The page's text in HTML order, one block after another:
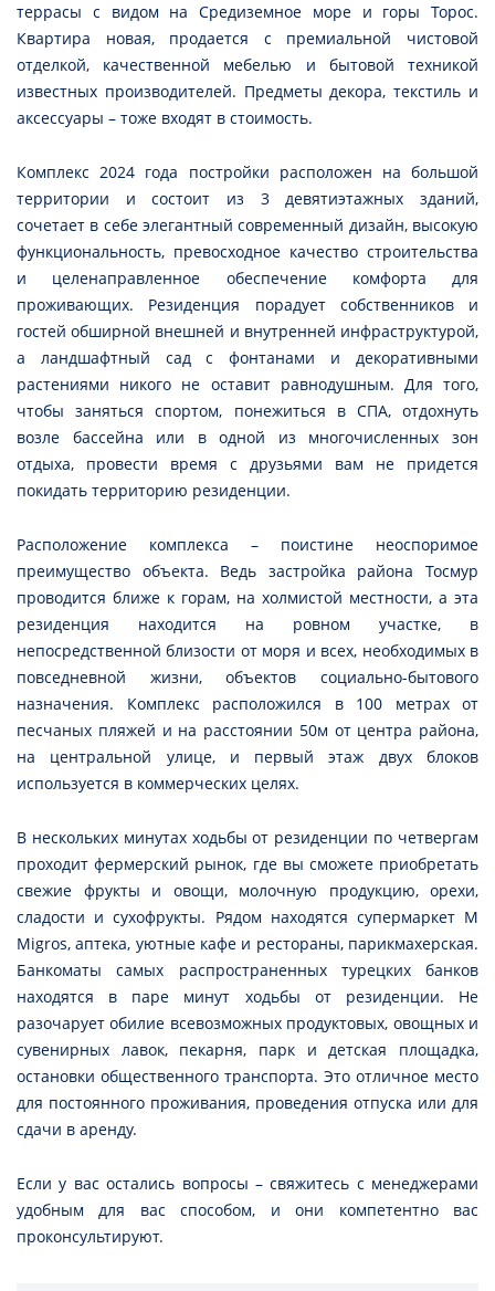
террасы с видом на Средиземное море и горы Торос.
Квартира новая, продается с премиальной чистовой
отделкой, качественной мебелью и бытовой техникой
известных производителей. Предметы декора, текстиль и
аксессуары – тоже входят в стоимость.
Комплекс 2024 года постройки расположен на большой
территории и состоит из 3 девятиэтажных зданий,
сочетает в себе элегантный современный дизайн, высокую
функциональность, превосходное качество строительства
и целенаправленное обеспечение комфорта для
проживающих. Резиденция порадует собственников и
гостей обширной внешней и внутренней инфраструктурой,
а ландшафтный сад с фонтанами и декоративными
растениями никого не оставит равнодушным. Для того,
чтобы заняться спортом, понежиться в СПА, отдохнуть
возле бассейна или в одной из многочисленных зон
отдыха, провести время с друзьями вам не придется
покидать территорию резиденции.
Расположение комплекса – поистине неоспоримое
преимущество объекта. Ведь застройка района Тосмур
проводится ближе к горам, на холмистой местности, а эта
резиденция находится на ровном участке, в
непосредственной близости от моря и всех, необходимых в
повседневной жизни, объектов социально-бытового
назначения. Комплекс расположился в 100 метрах от
песчаных пляжей и на расстоянии 50м от центра района,
на центральной улице, и первый этаж двух блоков
используется в коммерческих целях.
В нескольких минутах ходьбы от резиденции по четвергам
проходит фермерский рынок, где вы сможете приобретать
свежие фрукты и овощи, молочную продукцию, орехи,
сладости и сухофрукты. Рядом находятся супермаркет M
Migros, аптека, уютные кафе и рестораны, парикмахерская.
Банкоматы самых распространенных турецких банков
находятся в паре минут ходьбы от резиденции. Не
разочарует обилие всевозможных продуктовых, овощных и
сувенирных лавок, пекарня, парк и детская площадка,
остановки общественного транспорта. Это отличное место
для постоянного проживания, проведения отпуска или для
сдачи в аренду.
Если у вас остались вопросы – свяжитесь с менеджерами
удобным для вас способом, и они компетентно вас
проконсультируют.